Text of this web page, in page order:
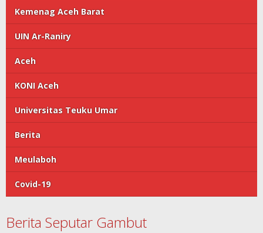
Kemenag Aceh Barat
UIN Ar-Raniry
Aceh
KONI Aceh
Universitas Teuku Umar
Berita
Meulaboh
Covid-19
Berita Seputar Gambut